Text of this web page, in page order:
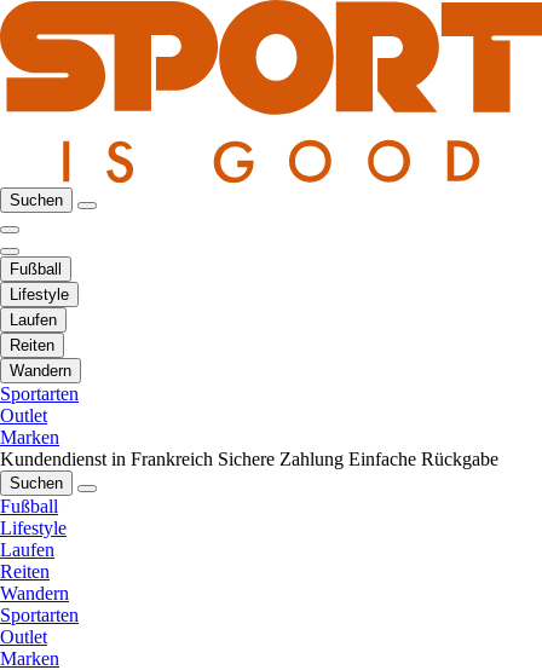
Suchen
Fußball
Lifestyle
Laufen
Reiten
Wandern
Sportarten
Outlet
Marken
Kundendienst in Frankreich Sichere Zahlung Einfache Rückgabe
Suchen
Fußball
Lifestyle
Laufen
Reiten
Wandern
Sportarten
Outlet
Marken